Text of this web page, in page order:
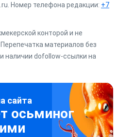
Номер телефона редакции: +7
конторой и не
материалов без
наличии dofollow-ссылки на